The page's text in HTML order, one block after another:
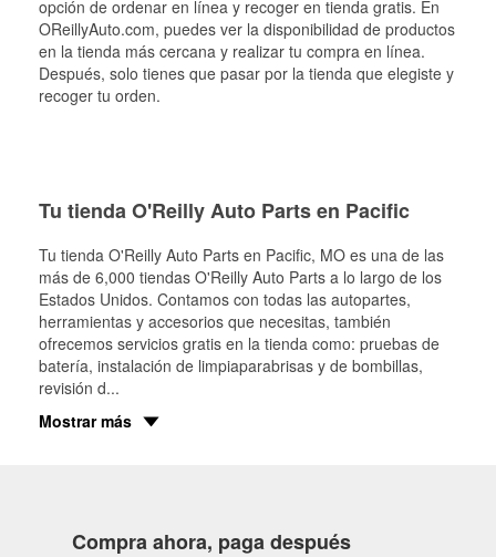
opción de ordenar en línea y recoger en tienda gratis. En
OReillyAuto.com, puedes ver la disponibilidad de productos
en la tienda más cercana y realizar tu compra en línea.
Después, solo tienes que pasar por la tienda que elegiste y
recoger tu orden.
Tu tienda O'Reilly Auto Parts en Pacific
Tu tienda O'Reilly Auto Parts en Pacific, MO es una de las
más de 6,000 tiendas O'Reilly Auto Parts a lo largo de los
Estados Unidos. Contamos con todas las autopartes,
herramientas y accesorios que necesitas, también
ofrecemos servicios gratis en la tienda como: pruebas de
batería, instalación de limpiaparabrisas y de bombillas,
revisión d...
Mostrar más
Compra ahora, paga después